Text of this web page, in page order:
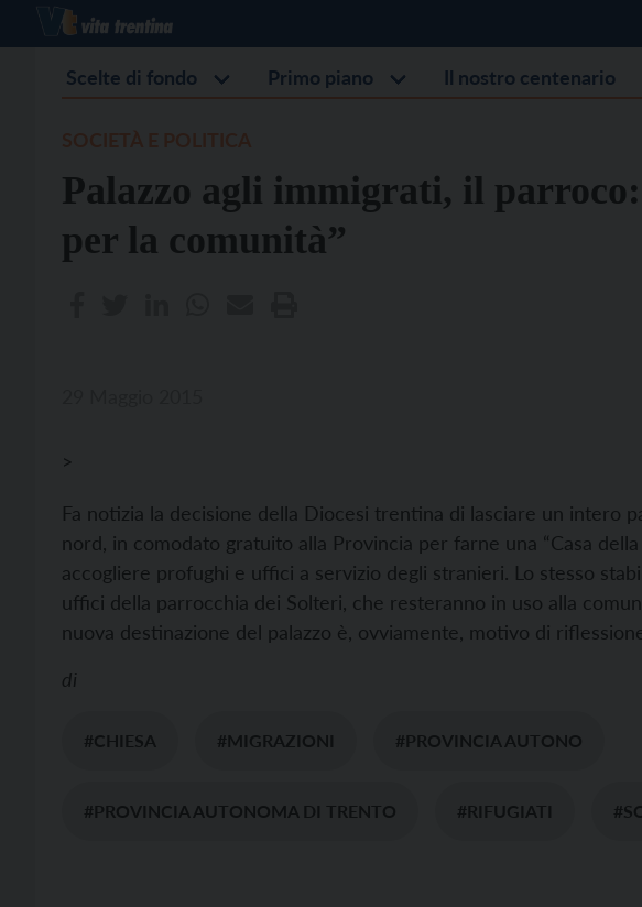
Scelte di fondo Primo piano Il nostro centenario
Palazzo agli immigrati, il
per la comunità”
>
Fa notizia la decisione della Diocesi trentina di lasciare un intero
nord, in comodato gratuito alla Provincia per farne una “Casa
accogliere profughi e uffici a servizio degli stranieri. Lo stesso
uffici della parrocchia dei Solteri, che resteranno in uso alla
nuova destinazione del palazzo è, ovviamente, motivo di
di
#CHIESA #MIGRAZIONI #PROVINCIA AUTONO
#PROVINCIA AUTONOMA DI TRENTO #RIFUGIATI